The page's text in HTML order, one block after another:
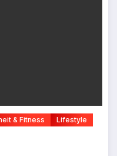
& Fitness Lifestyle